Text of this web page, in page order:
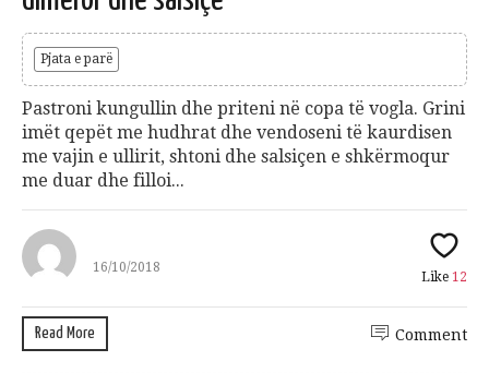
Pjata e parë
Pastroni kungullin dhe priteni në copa të vogla. Grini
imët qepët me hudhrat dhe vendoseni të kaurdisen
me vajin e ullirit, shtoni dhe salsiçen e shkërmoqur
me duar dhe filloi...
16/10/2018
Like 12
Read More Comment